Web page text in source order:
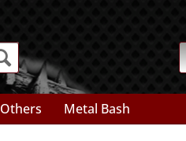
Others Metal Bash